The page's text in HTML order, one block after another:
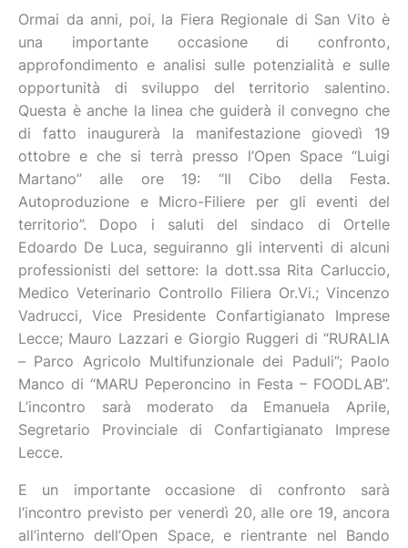
Ormai da anni, poi, la Fiera Regionale di San Vito è
una importante occasione di confronto,
approfondimento e analisi sulle potenzialità e sulle
opportunità di sviluppo del territorio salentino.
Questa è anche la linea che guiderà il convegno che
di fatto inaugurerà la manifestazione giovedì 19
ottobre e che si terrà presso l’Open Space “Luigi
Martano” alle ore 19: “Il Cibo della Festa.
Autoproduzione e Micro-Filiere per gli eventi del
territorio”. Dopo i saluti del sindaco di Ortelle
Edoardo De Luca, seguiranno gli interventi di alcuni
professionisti del settore: la dott.ssa Rita Carluccio,
Medico Veterinario Controllo Filiera Or.Vi.; Vincenzo
Vadrucci, Vice Presidente Confartigianato Imprese
Lecce; Mauro Lazzari e Giorgio Ruggeri di “RURALIA
– Parco Agricolo Multifunzionale dei Paduli”; Paolo
Manco di “MARU Peperoncino in Festa – FOODLAB”.
L’incontro sarà moderato da Emanuela Aprile,
Segretario Provinciale di Confartigianato Imprese
Lecce.
E un importante occasione di confronto sarà
l’incontro previsto per venerdì 20, alle ore 19, ancora
all’interno dell’Open Space, e rientrante nel Bando